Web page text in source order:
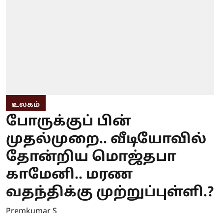
உலகம்
போருக்குப் பின்
முதல்முறை.. வீடியோவில்
தோன்றிய மொஜ்தபா
காமேனி.. மரண
வதந்திக்கு முற்றுப்புள்ளி.?